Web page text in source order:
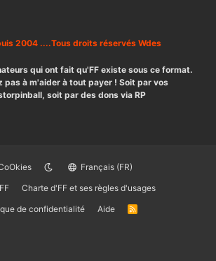
2004 ....Tous droits réservés Wdes
qui ont fait qu'FF existe sous ce format.
pas à m'aider à tout payer ! Soit par vos
soit par des dons via RP
Français (FR)
Charte d'FF et ses règles d'usages
de confidentialité
Aide
R